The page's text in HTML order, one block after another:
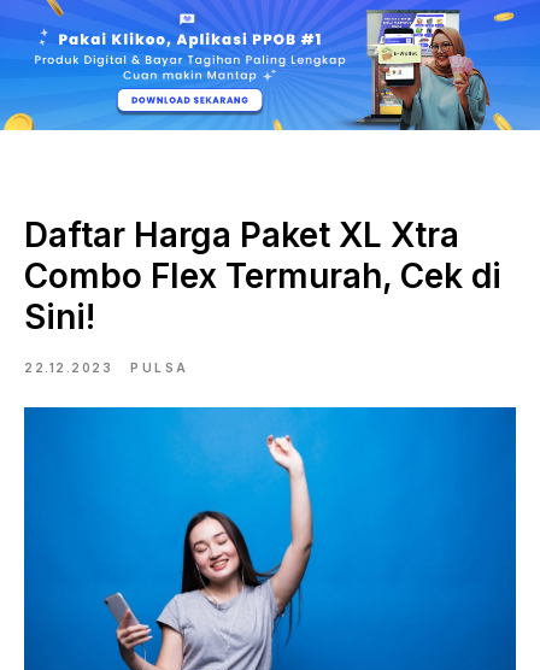
Daftar Harga Paket XL Xtra
Combo Flex Termurah, Cek di
Sini!
22.12.2023 PULSA